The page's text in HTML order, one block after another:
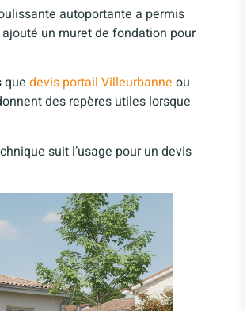
autoportante a permis
un muret de fondation pour
que devis portail Villeurbanne ou
des repères utiles lorsque
suit l’usage pour un devis